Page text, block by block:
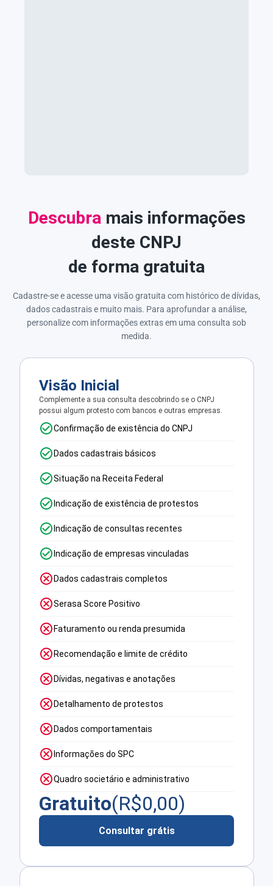
Descubra mais informações
deste CNPJ
de forma gratuita
Cadastre-se e acesse uma visão gratuita com histórico de dívidas,
dados cadastrais e muito mais. Para aprofundar a análise,
personalize com informações extras em uma consulta sob
medida.
Visão Inicial
Complemente a sua consulta descobrindo se o CNPJ
possui algum protesto com bancos e outras empresas.
Confirmação de existência do CNPJ
Dados cadastrais básicos
Situação na Receita Federal
Indicação de existência de protestos
Indicação de consultas recentes
Indicação de empresas vinculadas
Dados cadastrais completos
Serasa Score Positivo
Faturamento ou renda presumida
Recomendação e limite de crédito
Dívidas, negativas e anotações
Detalhamento de protestos
Dados comportamentais
Informações do SPC
Quadro societário e administrativo
Gratuito(R$0,00)
Consultar grátis